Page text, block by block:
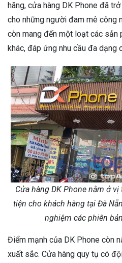
hãng, cửa hàng DK Phone đã
cho những người đam mê công
còn mang đến một loạt các
khác, đáp ứng nhu cầu đa dạng
Cửa hàng DK Phone nằm ở
tiện cho khách hàng tại Đà
nghiệm các phiên
Điểm mạnh của DK Phone còn
xuất sắc. Cửa hàng quy tụ có